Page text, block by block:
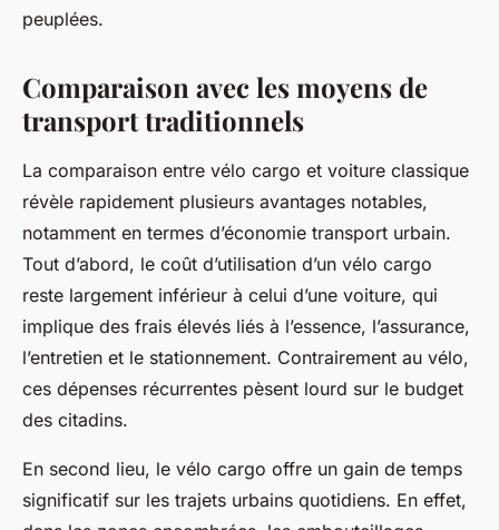
peuplées.
Comparaison avec les moyens de
transport traditionnels
La comparaison entre vélo cargo et voiture classique
révèle rapidement plusieurs avantages notables,
notamment en termes d’économie transport urbain.
Tout d’abord, le coût d’utilisation d’un vélo cargo
reste largement inférieur à celui d’une voiture, qui
implique des frais élevés liés à l’essence, l’assurance,
l’entretien et le stationnement. Contrairement au vélo,
ces dépenses récurrentes pèsent lourd sur le budget
des citadins.
En second lieu, le vélo cargo offre un gain de temps
significatif sur les trajets urbains quotidiens. En effet,